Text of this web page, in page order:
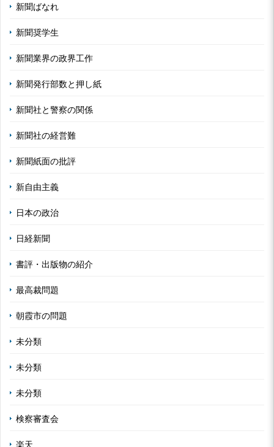
新聞ばなれ
新聞奨学生
新聞業界の政界工作
新聞発行部数と押し紙
新聞社と警察の関係
新聞社の経営難
新聞紙面の批評
新自由主義
日本の政治
日経新聞
書評・出版物の紹介
最高裁問題
朝霞市の問題
未分類
未分類
未分類
検察審査会
楽天